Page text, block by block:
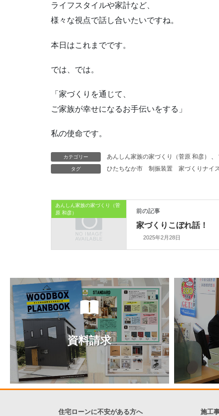
ライフスタイルや家計など、
様々な視点で話し合いたいですね。
本日はこれまでです。
では、では。
「家づくりを通じて、
ご家族が幸せになるお手伝いをする」
私の使命です。
カテゴリー あんしん家族の家づくり（菅原 和彦） 、
タグ
ひたちなか市 制振装置 家づくりナイ
あんしん家族の家づくり（菅
原 和彦）
前の記事
家づくりこぼれ話！
2025年2月28日
資料請求
住宅ローンに不安がある方へ 施工